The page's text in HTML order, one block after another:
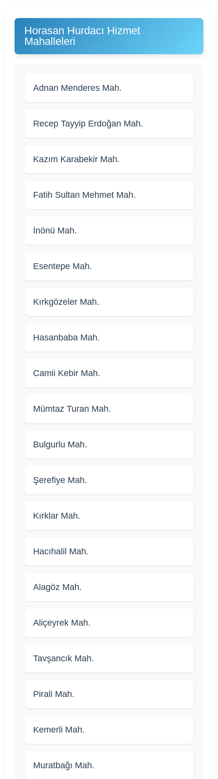
Horasan Hurdacı Hizmet
Mahalleleri
Adnan Menderes Mah.
Recep Tayyip Erdoğan Mah.
Kazım Karabekir Mah.
Fatih Sultan Mehmet Mah.
İnönü Mah.
Esentepe Mah.
Kırkgözeler Mah.
Hasanbaba Mah.
Camii Kebir Mah.
Mümtaz Turan Mah.
Bulgurlu Mah.
Şerefiye Mah.
Kırklar Mah.
Hacıhalil Mah.
Alagöz Mah.
Aliçeyrek Mah.
Tavşancık Mah.
Pirali Mah.
Kemerli Mah.
Muratbağı Mah.